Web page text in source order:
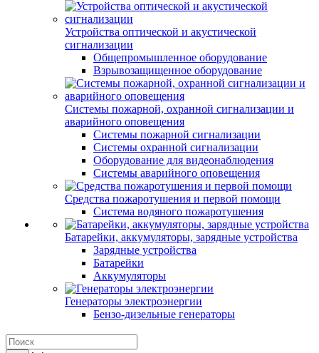
Устройства оптической и акустической
сигнализации
Общепромышленное оборудование
Взрывозащищенное оборудование
Системы пожарной, охранной сигнализации и
аварийного оповещения
Системы пожарной сигнализации
Системы охранной сигнализации
Оборудование для видеонаблюдения
Системы аварийного оповещения
Средства пожаротушения и первой помощи
Система водяного пожаротушения
Батарейки, аккумуляторы, зарядные устройства
Зарядные устройства
Батарейки
Аккумуляторы
Генераторы электроэнергии
Бензо-дизельные генераторы